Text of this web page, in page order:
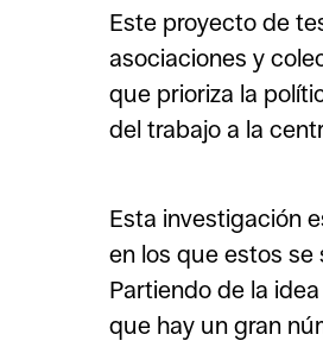
Este proyecto de
asociaciones y
que prioriza la
del trabajo a la
Esta investigación
en los que estos se
Partiendo de la
que hay un gran